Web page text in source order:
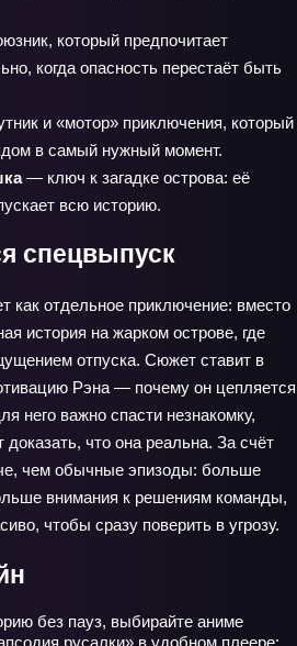
который предпочитает
когда опасность перестаёт быть
и «мотор» приключения, который
в самый нужный момент.
— ключ к загадке острова: её
всю историю.
спецвыпуск
как отдельное приключение: вместо
история на жарком острове, где
отпуска. Сюжет ставит в
Рэна — почему он цепляется
него важно спасти незнакомку,
что она реальна. За счёт
чем обычные эпизоды: больше
внимания к решениям команды,
чтобы сразу поверить в угрозу.
без пауз, выбирайте аниме